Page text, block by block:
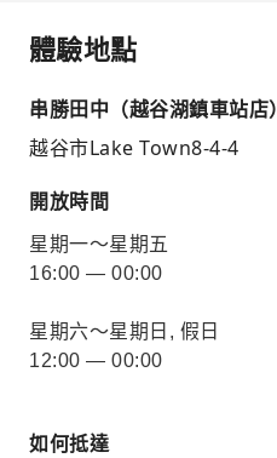
體驗地點
串勝田中（越谷湖鎮車站店）
越谷市Lake Town8-4-4
開放時間
星期一～星期五
16:00 — 00:00
星期六～星期日, 假日
12:00 — 00:00
如何抵達